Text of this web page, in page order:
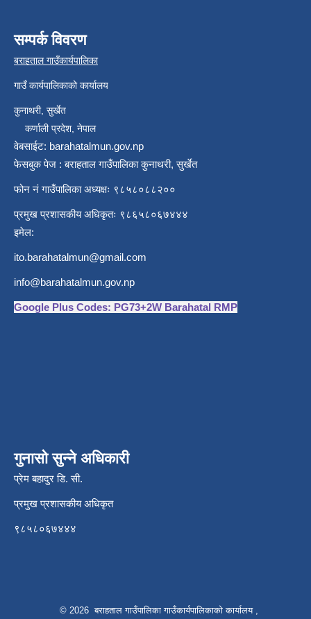
सम्पर्क विवरण
बराहताल गाउँकार्यपालिका
गाउँ कार्यपालिकाको कार्यालय
कुनाथरी, सुर्खेत
कर्णाली प्रदेश, नेपाल
वेबसाईट: barahatalmun.gov.np
फेसबुक पेज : बराहताल गाउँपालिका कुनाथरी, सुर्खेत
फोन नं गाउँपालिका अध्यक्षः ९८५८०८८२००
प्रमुख प्रशासकीय अधिकृतः ९८६५८०६७४४४
इमेल:
ito.barahatalmun@gmail.com
info@barahatalmun.gov.np
Google Plus Codes: PG73+2W Barahatal RMP
गुनासो सुन्ने अधिकारी
प्रेम बहादुर डि. सी.
प्रमुख प्रशासकीय अधिकृत
९८५८०६७४४४
© 2026 बराहताल गाउँपालिका गाउँकार्यपालिकाको कार्यालय ,